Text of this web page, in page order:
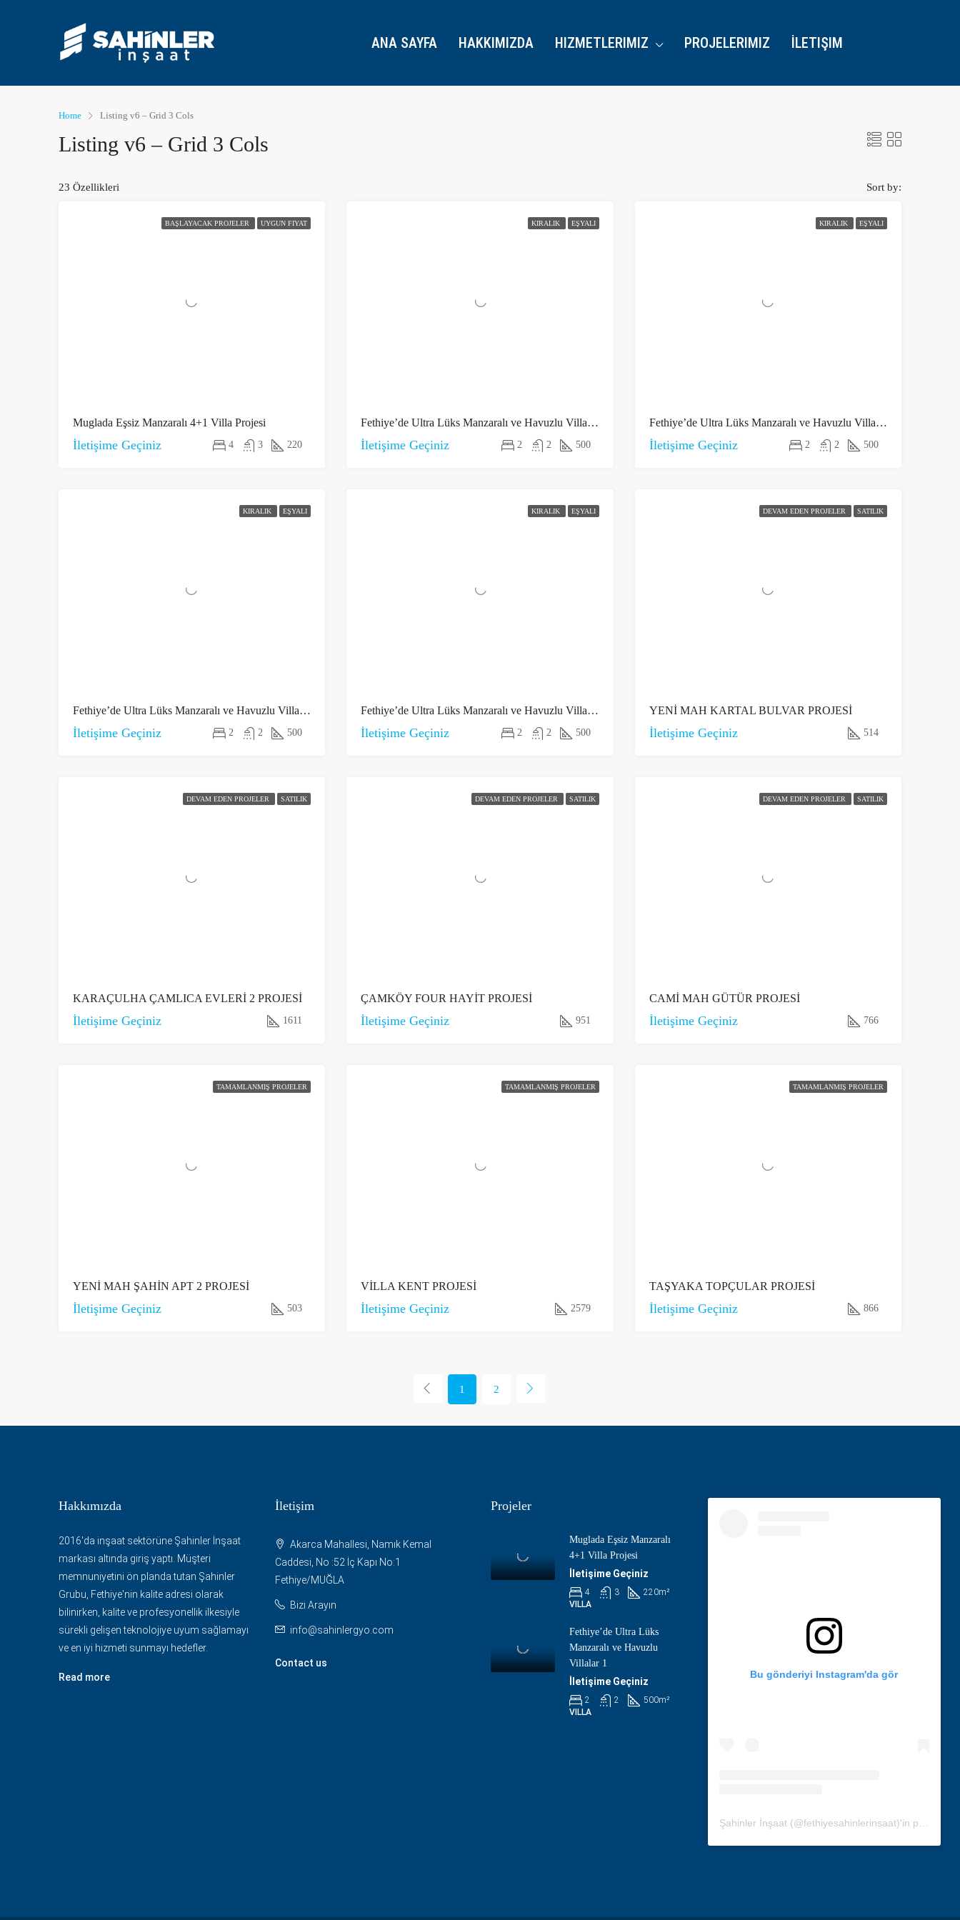
ANA SAYFA HAKKIMIZDA HIZMETLERIMIZ PROJELERIMIZ İLETIŞIM
Home Listing v6 – Grid 3 Cols
Listing v6 – Grid 3 Cols
23 Özellikleri Sort by:
BAŞLAYACAK PROJELER UYGUN FIYAT
Muglada Eşsiz Manzaralı 4+1 Villa Projesi
İletişime Geçiniz 4 3 220
KIRALIK EŞYALI
Fethiye’de Ultra Lüks Manzaralı ve Havuzlu Villalar 1
İletişime Geçiniz 2 2 500
KIRALIK EŞYALI
Fethiye’de Ultra Lüks Manzaralı ve Havuzlu Villalar 2
İletişime Geçiniz 2 2 500
KIRALIK EŞYALI
Fethiye’de Ultra Lüks Manzaralı ve Havuzlu Villalar 3
İletişime Geçiniz 2 2 500
KIRALIK EŞYALI
Fethiye’de Ultra Lüks Manzaralı ve Havuzlu Villalar 4
İletişime Geçiniz 2 2 500
DEVAM EDEN PROJELER SATILIK
YENİ MAH KARTAL BULVAR PROJESİ
İletişime Geçiniz 514
DEVAM EDEN PROJELER SATILIK
KARAÇULHA ÇAMLICA EVLERİ 2 PROJESİ
İletişime Geçiniz 1611
DEVAM EDEN PROJELER SATILIK
ÇAMKÖY FOUR HAYİT PROJESİ
İletişime Geçiniz 951
DEVAM EDEN PROJELER SATILIK
CAMİ MAH GÜTÜR PROJESİ
İletişime Geçiniz 766
TAMAMLANMIŞ PROJELER
YENİ MAH ŞAHİN APT 2 PROJESİ
İletişime Geçiniz 503
TAMAMLANMIŞ PROJELER
VİLLA KENT PROJESİ
İletişime Geçiniz 2579
TAMAMLANMIŞ PROJELER
TAŞYAKA TOPÇULAR PROJESİ
İletişime Geçiniz 866
1 2
Hakkımızda
2016'da inşaat sektörüne Şahinler İnşaat
markası altında giriş yaptı. Müşteri
memnuniyetini ön planda tutan Şahinler
Grubu, Fethiye'nin kalite adresi olarak
bilinirken, kalite ve profesyonellik ilkesiyle
sürekli gelişen teknolojiye uyum sağlamayı
ve en iyi hizmeti sunmayı hedefler.
Read more
İletişim
Akarca Mahallesi, Namık Kemal
Caddesi, No :52 İç Kapı No:1
Fethiye/MUĞLA
Bizi Arayın
info@sahinlergyo.com
Contact us
Projeler
Muglada Eşsiz Manzaralı
4+1 Villa Projesi
İletişime Geçiniz
4 3 220m²
VILLA
Fethiye’de Ultra Lüks
Manzaralı ve Havuzlu
Villalar 1
İletişime Geçiniz
2 2 500m²
VILLA
Bu gönderiyi Instagram'da gör